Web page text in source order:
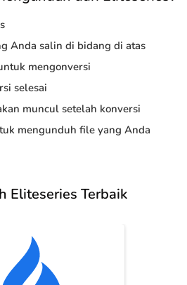
Anda salin di bidang di atas
mengonversi
selesai
muncul setelah konversi
mengunduh file yang Anda
Eliteseries Terbaik